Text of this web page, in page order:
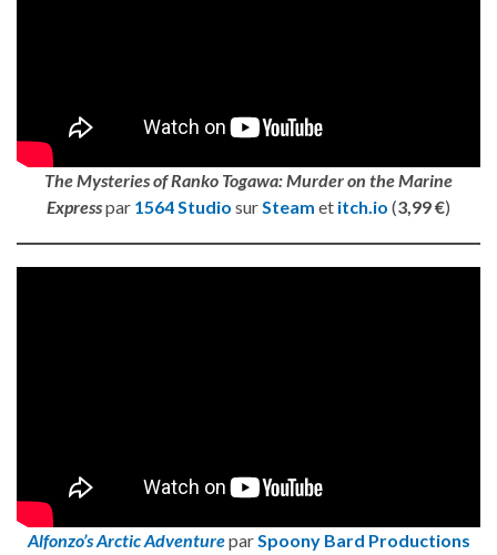
The Mysteries of Ranko Togawa: Murder on the Marine
Expresspar 1564 Studio surSteam et itch.io (3,99 €)
Alfonzo’s Arctic AdventureparSpoony Bard Productions